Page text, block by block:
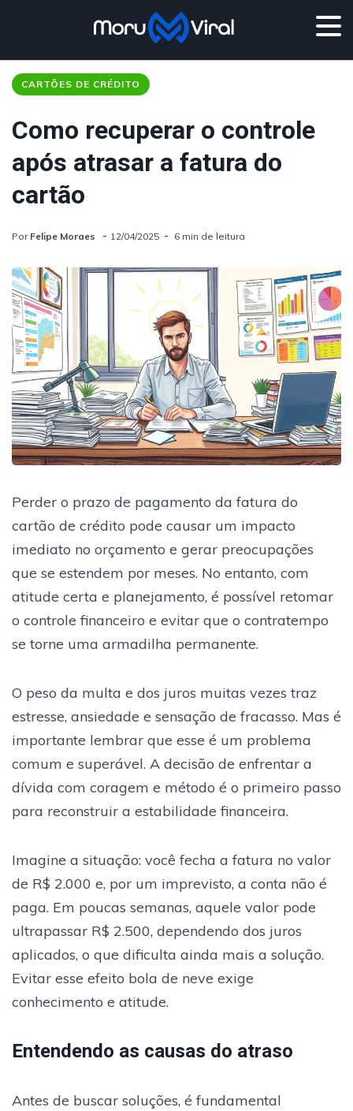
CARTÕES DE CRÉDITO
Como recuperar o controle
após atrasar a fatura do
cartão
Por Felipe Moraes 12/04/2025 6 min de leitura
Perder o prazo de pagamento da fatura do
cartão de crédito pode causar um impacto
imediato no orçamento e gerar preocupações
que se estendem por meses. No entanto, com
atitude certa e planejamento, é possível retomar
o controle financeiro e evitar que o contratempo
se torne uma armadilha permanente.
O peso da multa e dos juros muitas vezes traz
estresse, ansiedade e sensação de fracasso. Mas é
importante lembrar que esse é um problema
comum e superável. A decisão de enfrentar a
dívida com coragem e método é o primeiro passo
para reconstruir a estabilidade financeira.
Imagine a situação: você fecha a fatura no valor
de R$ 2.000 e, por um imprevisto, a conta não é
paga. Em poucas semanas, aquele valor pode
ultrapassar R$ 2.500, dependendo dos juros
aplicados, o que dificulta ainda mais a solução.
Evitar esse efeito bola de neve exige
conhecimento e atitude.
Entendendo as causas do atraso
Antes de buscar soluções, é fundamental